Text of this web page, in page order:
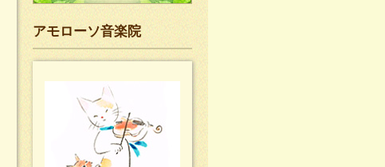
アモローソ音楽院